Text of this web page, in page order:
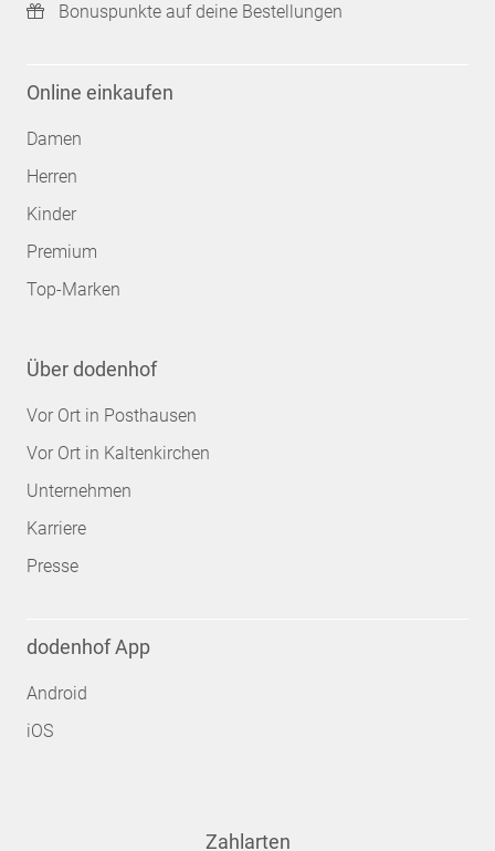
Bonuspunkte auf deine Bestellungen
Online einkaufen
Damen
Herren
Kinder
Premium
Top-Marken
Über dodenhof
Vor Ort in Posthausen
Vor Ort in Kaltenkirchen
Unternehmen
Karriere
Presse
dodenhof App
Android
iOS
Zahlarten